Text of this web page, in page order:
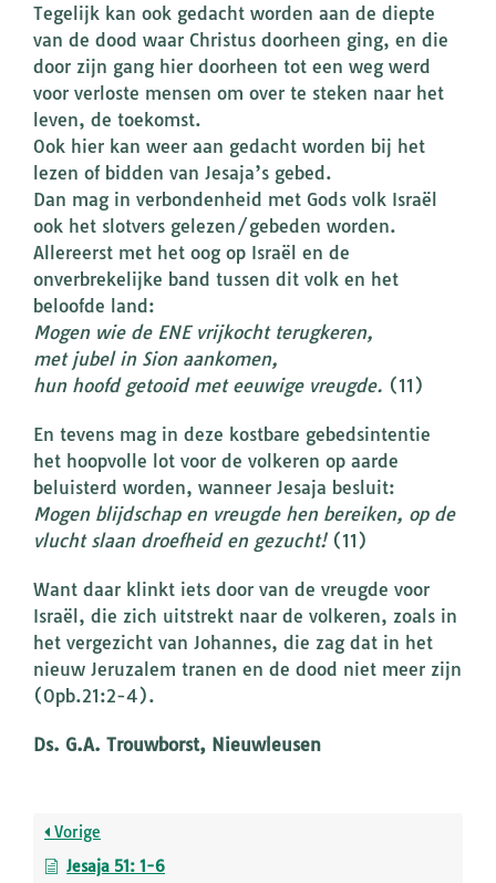
Tegelijk kan ook gedacht worden aan de diepte
van de dood waar Christus doorheen ging, en die
door zijn gang hier doorheen tot een weg werd
voor verloste mensen om over te steken naar het
leven, de toekomst.
Ook hier kan weer aan gedacht worden bij het
lezen of bidden van Jesaja’s gebed.
Dan mag in verbondenheid met Gods volk Israël
ook het slotvers gelezen/gebeden worden.
Allereerst met het oog op Israël en de
onverbrekelijke band tussen dit volk en het
beloofde land:
Mogen wie de ENE vrijkocht terugkeren,
met jubel in Sion aankomen,
hun hoofd getooid met eeuwige vreugde. (11)
En tevens mag in deze kostbare gebedsintentie
het hoopvolle lot voor de volkeren op aarde
beluisterd worden, wanneer Jesaja besluit:
Mogen blijdschap en vreugde hen bereiken, op de
vlucht slaan droefheid en gezucht!(11)
Want daar klinkt iets door van de vreugde voor
Israël, die zich uitstrekt naar de volkeren, zoals in
het vergezicht van Johannes, die zag dat in het
nieuw Jeruzalem tranen en de dood niet meer zijn
(Opb.21:2-4).
Ds. G.A. Trouwborst, Nieuwleusen
Vorige
Jesaja 51: 1-6